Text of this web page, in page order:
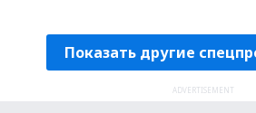
Показать другие
ADVERTISEMENT